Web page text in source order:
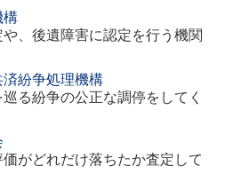
構
、後遺障害に認定を行う機関
紛争処理機構
る紛争の公正な調停をしてく
がどれだけ落ちたか査定して